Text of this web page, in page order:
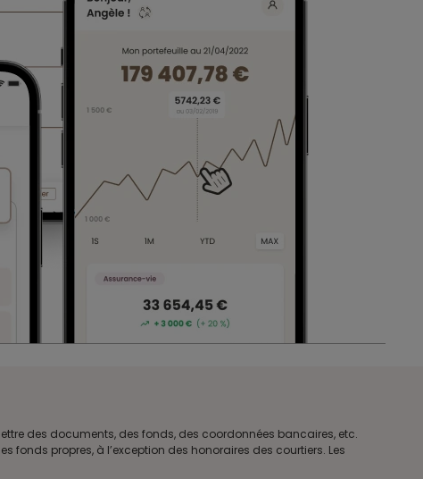
des documents, des fonds, des coordonnées bancaires, etc.
fonds propres, à l’exception des honoraires des courtiers. Les